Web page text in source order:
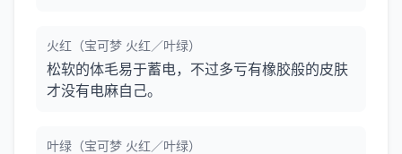
火红（宝可梦 火红／叶绿）
松软的体毛易于蓄电，不过多亏有橡胶般的皮肤
才没有电麻自己。
叶绿（宝可梦 火红／叶绿）